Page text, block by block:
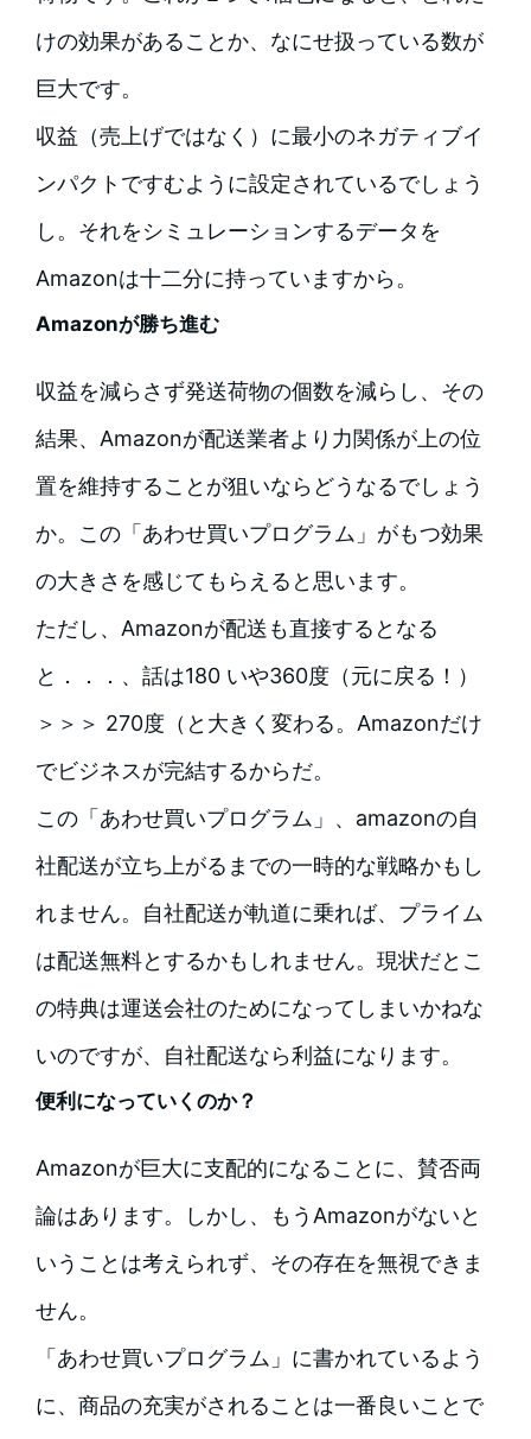
けの効果があることか、なにせ扱っている数が
巨大です。
収益（売上げではなく）に最小のネガティブイ
ンパクトですむように設定されているでしょう
し。それをシミュレーションするデータを
Amazonは十二分に持っていますから。
Amazonが勝ち進む
収益を減らさず発送荷物の個数を減らし、その
結果、Amazonが配送業者より力関係が上の位
置を維持することが狙いならどうなるでしょう
か。この「あわせ買いプログラム」がもつ効果
の大きさを感じてもらえると思います。
ただし、Amazonが配送も直接するとなる
と．．．、話は180 いや360度（元に戻る！）
＞＞＞ 270度（と大きく変わる。Amazonだけ
でビジネスが完結するからだ。
この「あわせ買いプログラム」、amazonの自
社配送が立ち上がるまでの一時的な戦略かもし
れません。自社配送が軌道に乗れば、プライム
は配送無料とするかもしれません。現状だとこ
の特典は運送会社のためになってしまいかねな
いのですが、自社配送なら利益になります。
便利になっていくのか？
Amazonが巨大に支配的になることに、賛否両
論はあります。しかし、もうAmazonがないと
いうことは考えられず、その存在を無視できま
せん。
「あわせ買いプログラム」に書かれているよう
に、商品の充実がされることは一番良いことで